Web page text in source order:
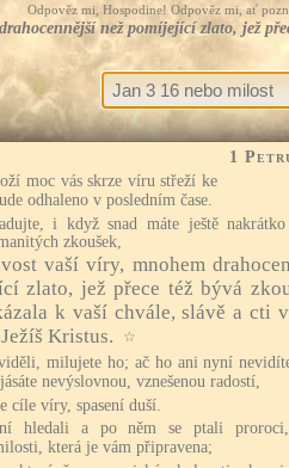
Odpověz mi, Hospodine! Odpověz mi, ať
než pomíjející zlato, jež
1
moc vás skrze víru střeží ke
odhaleno v posledním čase.
i když snad máte ještě
zkoušek,
vaší víry, mnohem
zlato, jež přece též bývá
k vaší chvále, slávě a cti
Kristus.
☆
milujete ho; ač ho ani nyní
nevýslovnou, vznešenou radostí,
cíle víry, spasení duší.
hledali a po něm se ptali
která je vám připravena;